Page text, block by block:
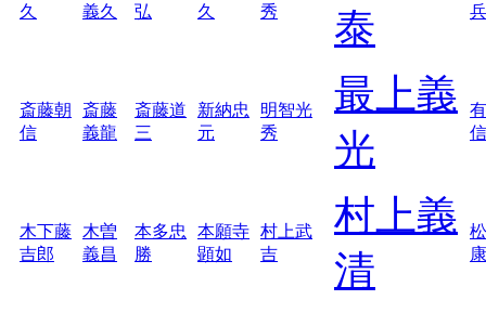
久
義久
弘
久
秀
泰
斎藤朝
信
斎藤
義龍
斎藤道
三
新納忠
元
明智光
秀
最上義
光
信
木下藤
吉郎
木曽
義昌
本多忠
勝
本願寺
顕如
村上武
吉
村上義
清
康